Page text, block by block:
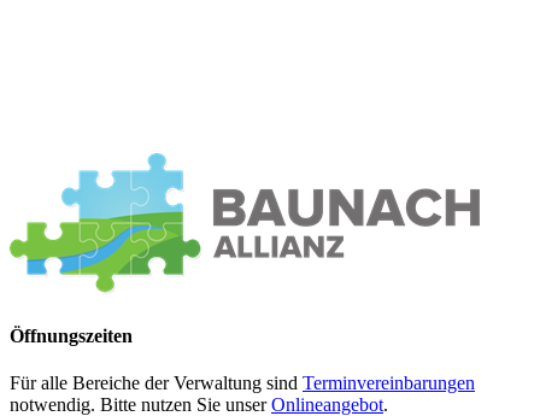
Öffnungszeiten
Für alle Bereiche der Verwaltung sind Terminvereinbarungen
notwendig. Bitte nutzen Sie unserOnlineangebot.